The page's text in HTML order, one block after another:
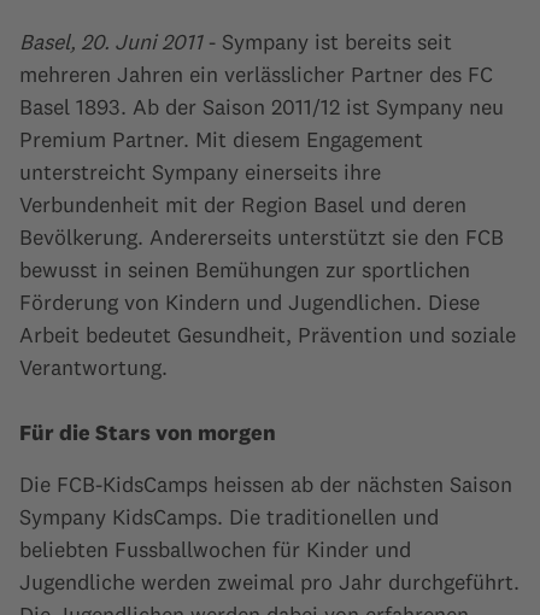
Basel, 20. Juni 2011- Sympany ist bereits seit
mehreren Jahren ein verlässlicher Partner des FC
Basel 1893. Ab der Saison 2011/12 ist Sympany neu
Premium Partner. Mit diesem Engagement
unterstreicht Sympany einerseits ihre
Verbundenheit mit der Region Basel und deren
Bevölkerung. Andererseits unterstützt sie den FCB
bewusst in seinen Bemühungen zur sportlichen
Förderung von Kindern und Jugendlichen. Diese
Arbeit bedeutet Gesundheit, Prävention und soziale
Verantwortung.
Für die Stars von morgen
Die FCB-KidsCamps heissen ab der nächsten Saison
Sympany KidsCamps. Die traditionellen und
beliebten Fussballwochen für Kinder und
Jugendliche werden zweimal pro Jahr durchgeführt.